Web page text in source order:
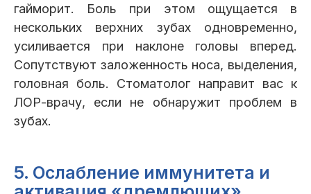
гайморит. Боль при этом ощущается в
нескольких верхних зубах одновременно,
усиливается при наклоне головы вперед.
Сопутствуют заложенность носа, выделения,
головная боль. Стоматолог направит вас к
ЛОР-врачу, если не обнаружит проблем в
зубах.
5. Ослабление иммунитета и